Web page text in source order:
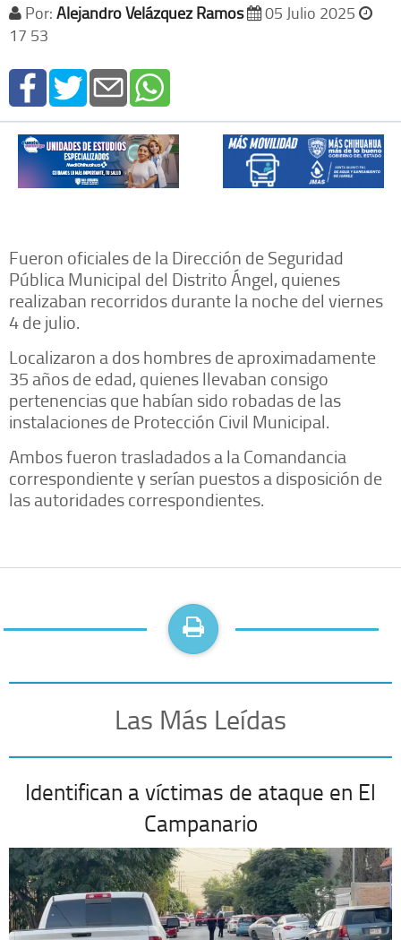
Por: Alejandro Velázquez Ramos
05 Julio 2025
17 53
Fueron oficiales de la Dirección de Seguridad
Pública Municipal del Distrito Ángel, quienes
realizaban recorridos durante la noche del viernes
4 de julio.
Localizaron a dos hombres de aproximadamente
35 años de edad, quienes llevaban consigo
pertenencias que habían sido robadas de las
instalaciones de Protección Civil Municipal.
Ambos fueron trasladados a la Comandancia
correspondiente y serían puestos a disposición de
las autoridades correspondientes.
Las Más Leídas
Identifican a víctimas de ataque en El
Campanario